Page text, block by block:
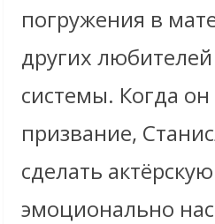
погружения в
других
системы. Когда
призвание,
сделать
эмоционально